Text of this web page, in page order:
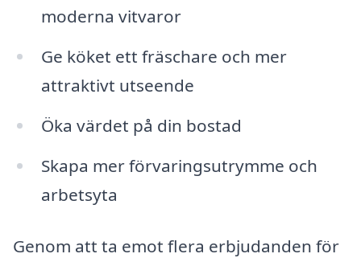
moderna vitvaror
Ge köket ett fräschare och mer
attraktivt utseende
Öka värdet på din bostad
Skapa mer förvaringsutrymme och
arbetsyta
Genom att ta emot flera erbjudanden för